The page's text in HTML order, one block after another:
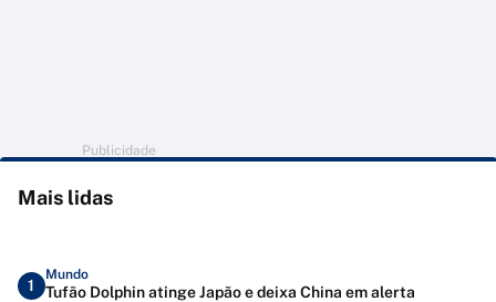
Publicidade
Mais lidas
1
Mundo
Tufão Dolphin atinge Japão e deixa China em alerta